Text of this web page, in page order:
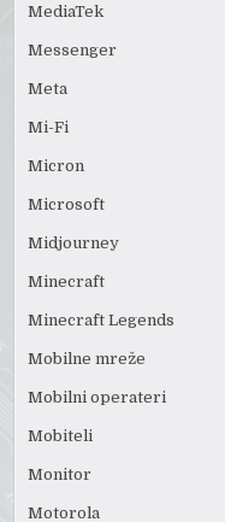
MediaTek
Messenger
Meta
Mi-Fi
Micron
Microsoft
Midjourney
Minecraft
Minecraft Legends
Mobilne mreže
Mobilni operateri
Mobiteli
Monitor
Motorola